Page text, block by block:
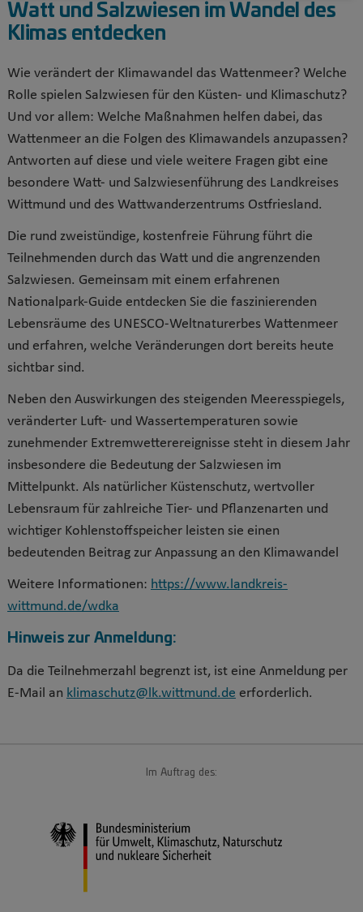
Watt und Salzwiesen im Wandel des
Klimas entdecken
Wie verändert der Klimawandel das Wattenmeer? Welche
Rolle spielen Salzwiesen für den Küsten- und Klimaschutz?
Und vor allem: Welche Maßnahmen helfen dabei, das
Wattenmeer an die Folgen des Klimawandels anzupassen?
Antworten auf diese und viele weitere Fragen gibt eine
besondere Watt- und Salzwiesenführung des Landkreises
Wittmund und des Wattwanderzentrums Ostfriesland.
Die rund zweistündige, kostenfreie Führung führt die
Teilnehmenden durch das Watt und die angrenzenden
Salzwiesen. Gemeinsam mit einem erfahrenen
Nationalpark-Guide entdecken Sie die faszinierenden
Lebensräume des UNESCO-Weltnaturerbes Wattenmeer
und erfahren, welche Veränderungen dort bereits heute
sichtbar sind.
Neben den Auswirkungen des steigenden Meeresspiegels,
veränderter Luft- und Wassertemperaturen sowie
zunehmender Extremwetterereignisse steht in diesem Jahr
insbesondere die Bedeutung der Salzwiesen im
Mittelpunkt. Als natürlicher Küstenschutz, wertvoller
Lebensraum für zahlreiche Tier- und Pflanzenarten und
wichtiger Kohlenstoffspeicher leisten sie einen
bedeutenden Beitrag zur Anpassung an den Klimawandel
Weitere Informationen: https://www.landkreis-
wittmund.de/wdka
Hinweis zur Anmeldung:
Da die Teilnehmerzahl begrenzt ist, ist eine Anmeldung per
E-Mail an klimaschutz@lk.wittmund.de erforderlich.
Im Auftrag des: